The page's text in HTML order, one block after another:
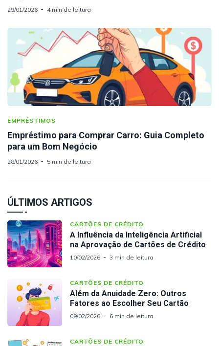
29/01/2026 4 min de leitura
EMPRÉSTIMOS
Empréstimo para Comprar Carro: Guia Completo
para um Bom Negócio
28/01/2026 5 min de leitura
ÚLTIMOS ARTIGOS
CARTÕES DE CRÉDITO
A Influência da Inteligência Artificial
na Aprovação de Cartões de Crédito
10/02/2026 3 min de leitura
CARTÕES DE CRÉDITO
Além da Anuidade Zero: Outros
Fatores ao Escolher Seu Cartão
09/02/2026 6 min de leitura
CARTÕES DE CRÉDITO